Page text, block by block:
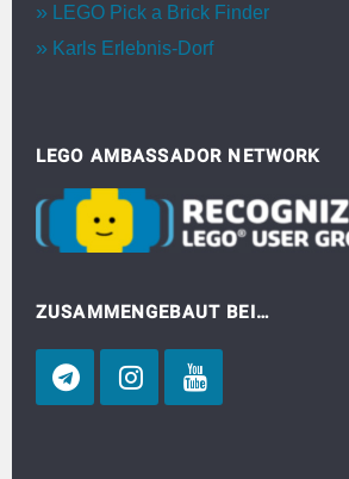
LEGO Pick a Brick Finder
Karls Erlebnis-Dorf
LEGO AMBASSADOR NETWORK
ZUSAMMENGEBAUT BEI…